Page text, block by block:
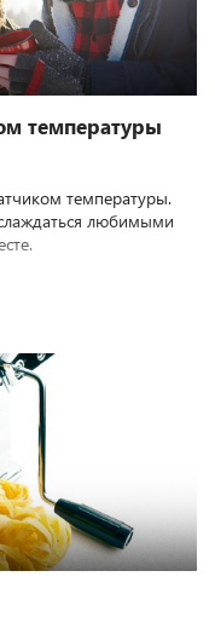
температуры
температуры.
любимыми